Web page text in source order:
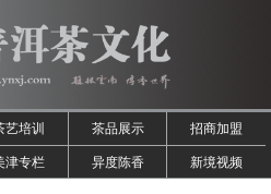
艺培训
津专栏
茶品展示
异度陈香
招商加盟
新境视频